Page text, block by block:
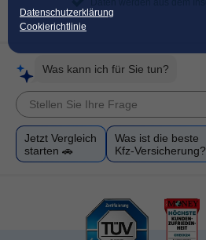
Datenschutzerklärung
Cookierichtlinie
Was kann ich für Sie tun?
Jetzt Vergleich
starten 🚗
Was ist die beste
Kfz-Versicherung?